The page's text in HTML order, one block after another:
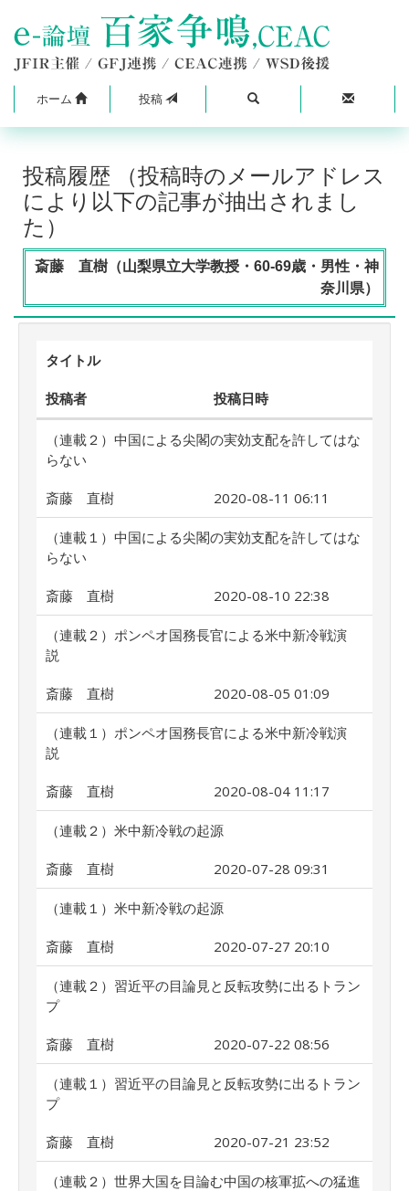
ホーム 投稿
投稿履歴 （投稿時のメールアドレス
により以下の記事が抽出されまし
た）
斎藤 直樹（山梨県立大学教授・60-69歳・男性・神
奈川県）
タイトル
投稿者 投稿日時
（連載２）中国による尖閣の実効支配を許してはな
らない
斎藤 直樹 2020-08-11 06:11
（連載１）中国による尖閣の実効支配を許してはな
らない
斎藤 直樹 2020-08-10 22:38
（連載２）ポンペオ国務長官による米中新冷戦演
説
斎藤 直樹 2020-08-05 01:09
（連載１）ポンペオ国務長官による米中新冷戦演
説
斎藤 直樹 2020-08-04 11:17
（連載２）米中新冷戦の起源
斎藤 直樹 2020-07-28 09:31
（連載１）米中新冷戦の起源
斎藤 直樹 2020-07-27 20:10
（連載２）習近平の目論見と反転攻勢に出るトラン
プ
斎藤 直樹 2020-07-22 08:56
（連載１）習近平の目論見と反転攻勢に出るトラン
プ
斎藤 直樹 2020-07-21 23:52
（連載２）世界大国を目論む中国の核軍拡への猛進